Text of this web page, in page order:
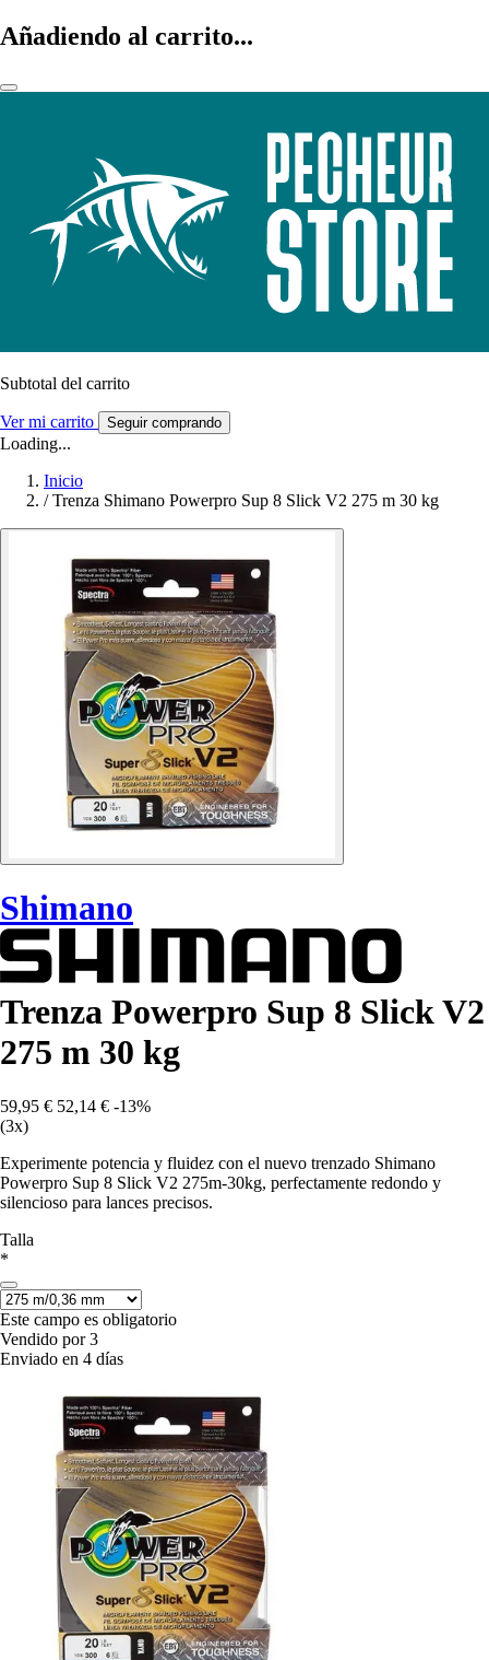
Añadiendo al carrito...
Subtotal del carrito
Ver mi carrito Seguir comprando
Loading...
Inicio
/ Trenza Shimano Powerpro Sup 8 Slick V2 275 m 30 kg
Shimano
Trenza Powerpro Sup 8 Slick V2
275 m 30 kg
59,95 € 52,14 € -13%
(3x)
Experimente potencia y fluidez con el nuevo trenzado Shimano
Powerpro Sup 8 Slick V2 275m-30kg, perfectamente redondo y
silencioso para lances precisos.
Talla
*
Este campo es obligatorio
Vendido por 3
Enviado en 4 días